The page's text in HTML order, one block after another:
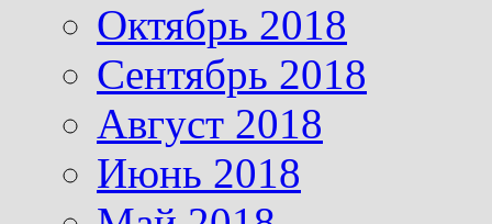
Октябрь 2018
Сентябрь 2018
Август 2018
Июнь 2018